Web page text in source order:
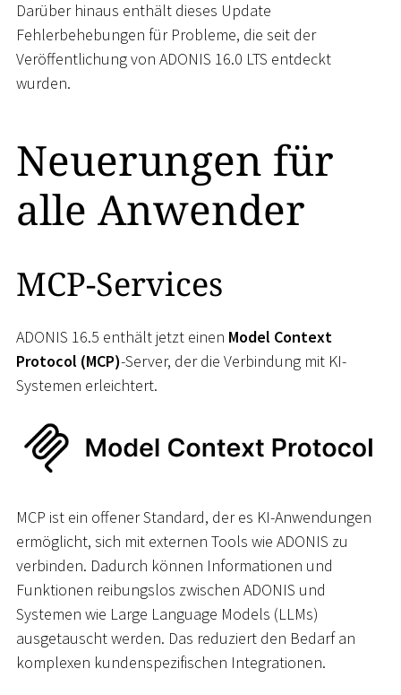
Darüber hinaus enthält dieses Update
Fehlerbehebungen für Probleme, die seit der
Veröffentlichung von ADONIS 16.0 LTS entdeckt
wurden.
Neuerungen für
alle Anwender
MCP-Services
ADONIS 16.5 enthält jetzt einen Model Context
Protocol (MCP)-Server, der die Verbindung mit KI-
Systemen erleichtert.
MCP ist ein offener Standard, der es KI-Anwendungen
ermöglicht, sich mit externen Tools wie ADONIS zu
verbinden. Dadurch können Informationen und
Funktionen reibungslos zwischen ADONIS und
Systemen wie Large Language Models (LLMs)
ausgetauscht werden. Das reduziert den Bedarf an
komplexen kundenspezifischen Integrationen.